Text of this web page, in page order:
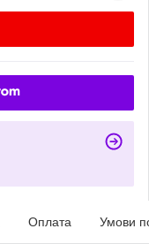
Оплата Умови